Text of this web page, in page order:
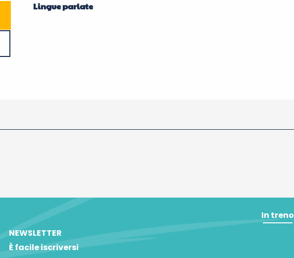
Lingue parlate
Lingue parlate
NEWSLETTER
È facile iscriversi
In treno